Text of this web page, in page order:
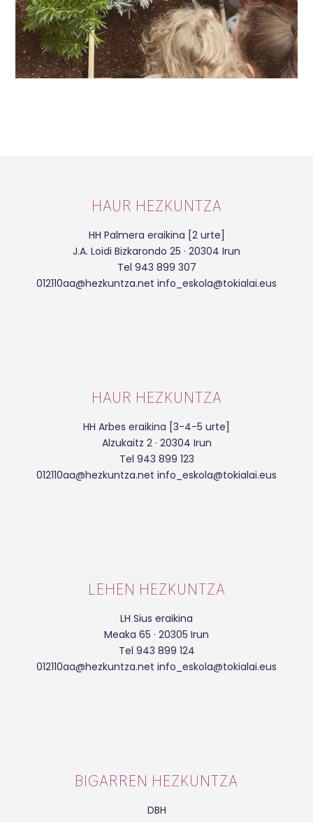
HAUR HEZKUNTZA
HH Palmera eraikina [2 urte]
J.A. Loidi Bizkarondo 25 · 20304 Irun
Tel 943 899 307
012110aa@hezkuntza.net info_eskola@tokialai.eus
HAUR HEZKUNTZA
HH Arbes eraikina [3-4-5 urte]
Alzukaitz 2 · 20304 Irun
Tel 943 899 123
012110aa@hezkuntza.net info_eskola@tokialai.eus
LEHEN HEZKUNTZA
LH Sius eraikina
Meaka 65 · 20305 Irun
Tel 943 899 124
012110aa@hezkuntza.net info_eskola@tokialai.eus
BIGARREN HEZKUNTZA
DBH